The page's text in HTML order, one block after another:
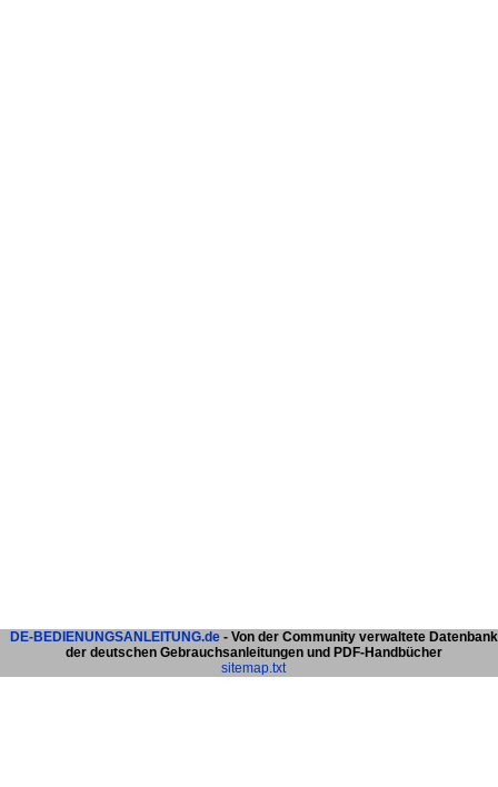
DE-BEDIENUNGSANLEITUNG.de- Von der Community verwaltete Datenbank
der deutschen Gebrauchsanleitungen und PDF-Handbücher
sitemap.txt